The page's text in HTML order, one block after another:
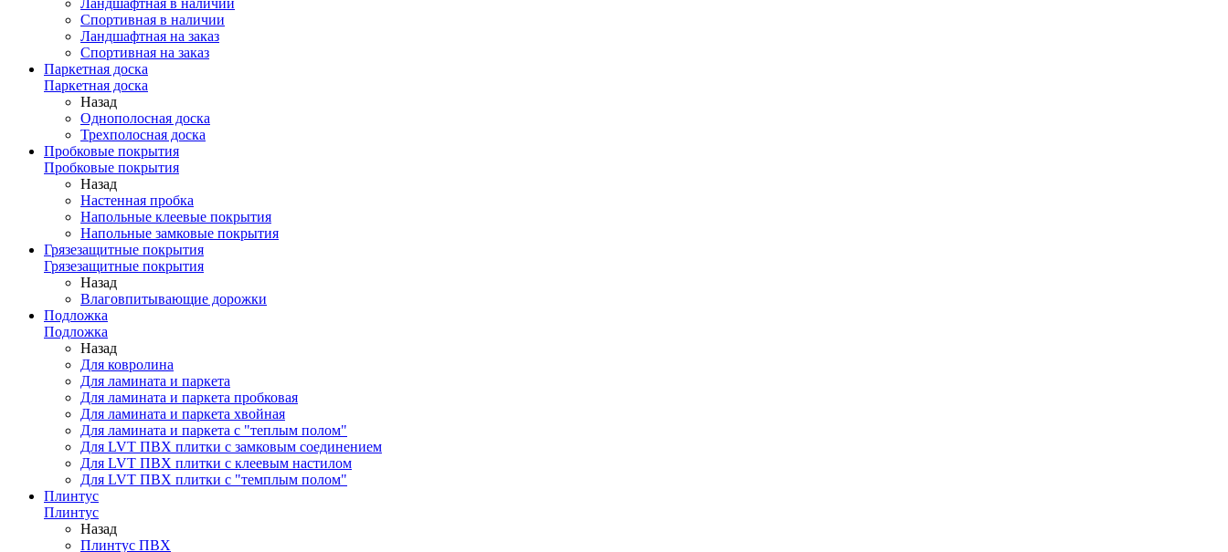
Ландшафтная в наличии
Спортивная в наличии
Ландшафтная на заказ
Спортивная на заказ
Паркетная доска
Паркетная доска
Назад
Однополосная доска
Трехполосная доска
Пробковые покрытия
Пробковые покрытия
Назад
Настенная пробка
Напольные клеевые покрытия
Напольные замковые покрытия
Грязезащитные покрытия
Грязезащитные покрытия
Назад
Влаговпитывающие дорожки
Подложка
Подложка
Назад
Для ковролина
Для ламината и паркета
Для ламината и паркета пробковая
Для ламината и паркета хвойная
Для ламината и паркета с "теплым полом"
Для LVT ПВХ плитки с замковым соединением
Для LVT ПВХ плитки с клеевым настилом
Для LVT ПВХ плитки с "темплым полом"
Плинтус
Плинтус
Назад
Плинтус ПВХ